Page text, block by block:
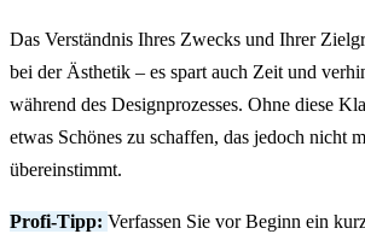
Das Verständnis Ihres Zwecks und Ihrer
bei der Ästhetik – es spart auch Zeit und
während des Designprozesses. Ohne diese
etwas Schönes zu schaffen, das jedoch nicht
übereinstimmt.
Profi-Tipp: Verfassen Sie vor Beginn ein